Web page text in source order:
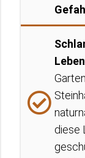
diese